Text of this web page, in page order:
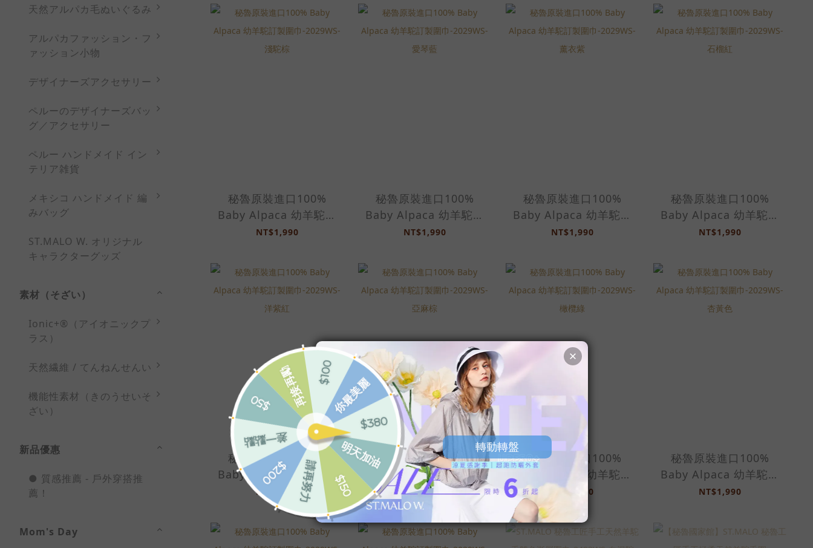
天然アルパカ毛ぬいぐるみ
アルパカファッション・フ
ァッション小物
デザイナーズアクセサリー
ペルーのデザイナーズバッ
グ／アクセサリー
ペルー ハンドメイド イン
テリア雑貨
メキシコ ハンドメイド 編
みバッグ
ST.MALO W. オリジナル
キャラクターグッズ
素材（そざい）
Ionic+®（アイオニックプ
ラス）
天然繊維 / てんねんせんい
機能性素材（きのうせいそ
ざい）
新品優惠
● 質感推薦 - 戶外穿搭推
薦！
Mom's Day
秘魯原裝進口100%
Baby Alpaca 幼羊駝訂
製圍巾-2029WS-淺駝棕
NT$1,990
秘魯原裝進口100%
Baby Alpaca 幼羊駝訂
製圍巾-2029WS-愛琴藍
NT$1,990
秘魯原裝進口100%
Baby Alpaca 幼羊駝訂
製圍巾-2029WS-薰衣紫
NT$1,990
秘魯原裝進口100%
Baby Alpaca 幼羊駝訂
製圍巾-2029WS-石榴紅
NT$1,990
秘魯原裝進口100%
Baby Alpaca 幼羊駝訂
製圍巾-2029WS-洋紫紅
NT$1,990
秘魯原裝進口100%
Baby Alpaca 幼羊駝訂
製圍巾-2029WS-亞麻棕
NT$1,990
秘魯原裝進口100%
Baby Alpaca 幼羊駝訂
製圍巾-2029WS-橄欖綠
NT$1,990
秘魯原裝進口100%
Baby Alpaca 幼羊駝訂
製圍巾-2029WS-杏黃色
NT$1,990